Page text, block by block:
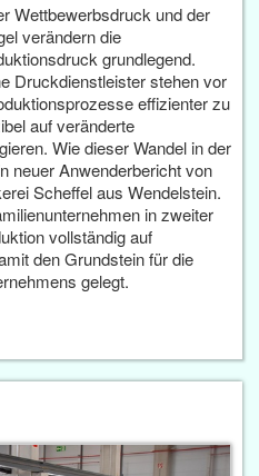
Wettbewerbsdruck und der
verändern die
grundlegend.
Druckdienstleister stehen vor
effizienter zu
auf veränderte
Wie dieser Wandel in der
neuer Anwenderbericht von
Scheffel aus Wendelstein.
in zweiter
vollständig auf
den Grundstein für die
gelegt.